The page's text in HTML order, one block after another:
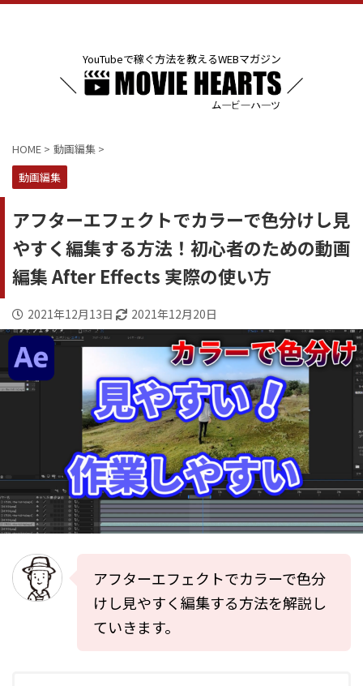
YouTubeで稼ぐ方法を教えるWEBマガジン
HOME > 動画編集 >
動画編集
アフターエフェクトでカラーで色分けし見
やすく編集する方法！初心者のための動画
編集 After Effects 実際の使い方
2021年12月13日 2021年12月20日
アフターエフェクトでカラーで色分
けし見やすく編集する方法を解説し
ていきます。